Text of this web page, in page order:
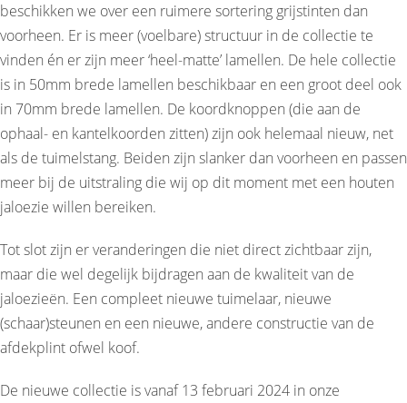
beschikken we over een ruimere sortering grijstinten dan
voorheen. Er is meer (voelbare) structuur in de collectie te
vinden én er zijn meer ‘heel-matte’ lamellen. De hele collectie
is in 50mm brede lamellen beschikbaar en een groot deel ook
in 70mm brede lamellen. De koordknoppen (die aan de
ophaal- en kantelkoorden zitten) zijn ook helemaal nieuw, net
als de tuimelstang. Beiden zijn slanker dan voorheen en passen
meer bij de uitstraling die wij op dit moment met een houten
jaloezie willen bereiken.
Tot slot zijn er veranderingen die niet direct zichtbaar zijn,
maar die wel degelijk bijdragen aan de kwaliteit van de
jaloezieën. Een compleet nieuwe tuimelaar, nieuwe
(schaar)steunen en een nieuwe, andere constructie van de
afdekplint ofwel koof.
De nieuwe collectie is vanaf 13 februari 2024 in onze